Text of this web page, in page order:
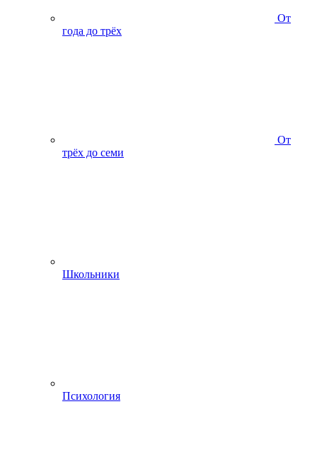
От
года до трёх
От
трёх до семи
Школьники
Психология